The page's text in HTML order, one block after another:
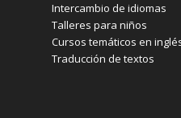
Intercambio de idiomas
Talleres para niños
Cursos temáticos en
Traducción de textos